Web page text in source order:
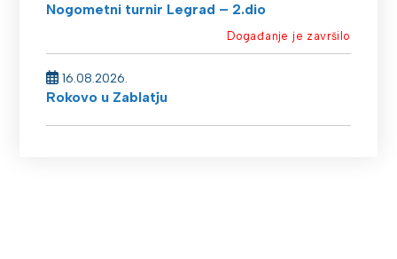
Nogometni turnir Legrad – 2.dio
Događanje je završilo
16.08.2026.
Rokovo u Zablatju